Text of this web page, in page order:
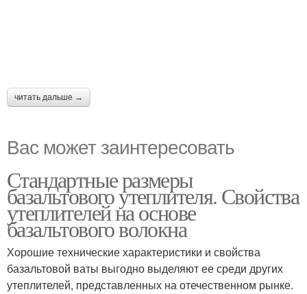
читать дальше →
Вас может заинтересовать
Стандартные размеры
базальтового утеплителя. Свойства
утеплителей на основе
базальтового волокна
Хорошие технические характеристики и свойства
базальтовой ваты выгодно выделяют ее среди других
утеплителей, представленных на отечественном рынке.